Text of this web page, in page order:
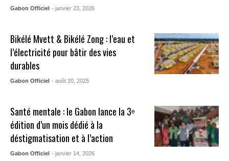
Gabon Officiel - janvier 23, 2026
Bikélé Mvett & Bikélé Zong : l’eau et
l’électricité pour bâtir des vies
durables
Gabon Officiel - août 20, 2025
Santé mentale : le Gabon lance la 3ᵉ
édition d’un mois dédié à la
déstigmatisation et à l’action
Gabon Officiel - janvier 14, 2026